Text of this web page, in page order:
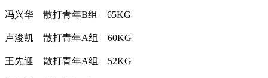
冯兴华 散打青年B组 65KG
卢浚凯 散打青年A组 60KG
王先迎 散打青年A组 52KG